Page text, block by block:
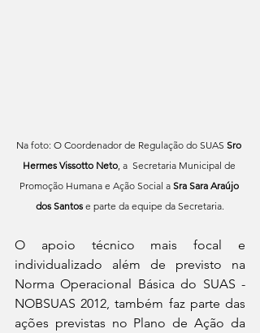
Na foto: O Coordenador de Regulação do SUAS Sro
Hermes Vissotto Neto, a  Secretaria Municipal de
Promoção Humana e Ação Social a Sra Sara Araújo
dos Santos e parte da equipe da Secretaria.
O apoio técnico mais focal e
individualizado além de previsto na
Norma Operacional Básica do SUAS -
NOBSUAS 2012, também faz parte das
ações previstas no Plano de Ação da